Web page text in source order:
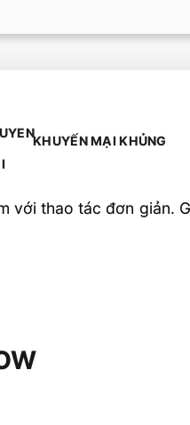
KHUYẾN MẠI KHỦNG
với thao tác đơn giản.